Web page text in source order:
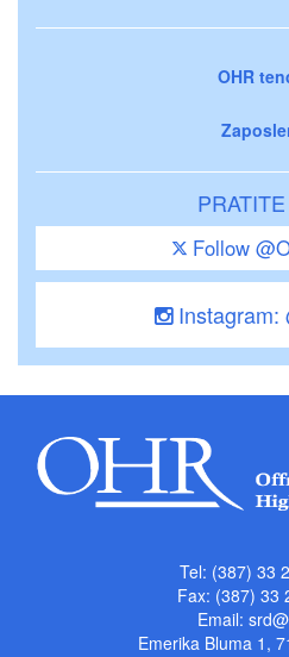
OHR
Follow
Instagram:
Tel: (387) 33
Fax: (387) 33
Email:
Emerika Bluma 1,